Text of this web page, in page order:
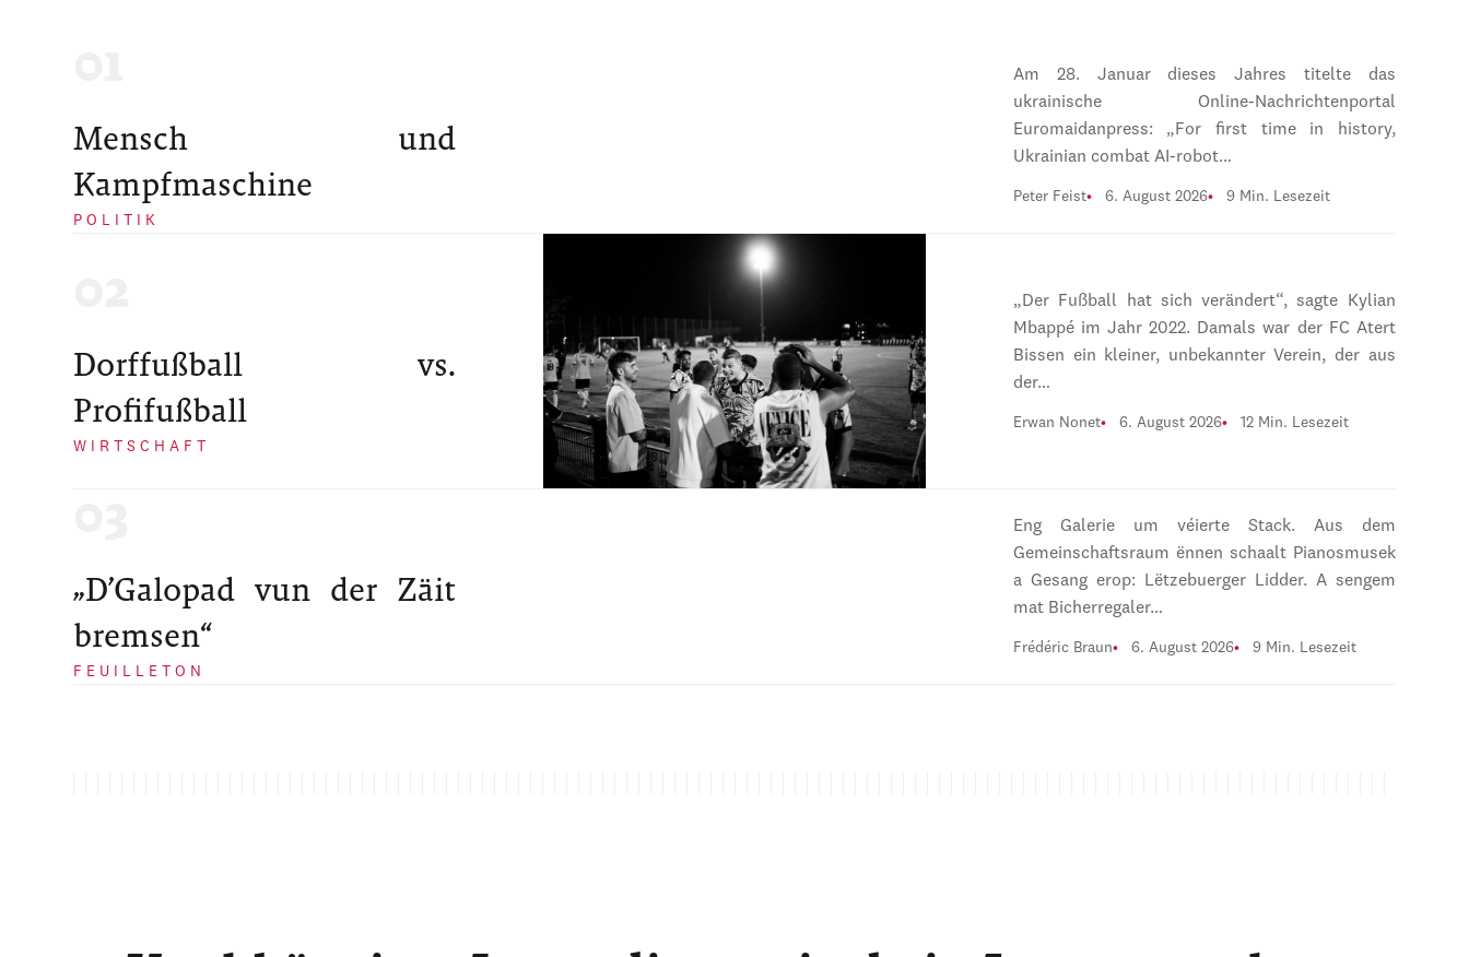
Mensch und
Kampfmaschine
POLITIK
Am 28. Januar dieses Jahres titelte das
ukrainische Online-Nachrichtenportal
Euromaidanpress: „For first time in history,
Ukrainian combat AI-robot…
Peter Feist 6. August 2026 9 Min. Lesezeit
Dorffußball vs.
Profifußball
WIRTSCHAFT
„Der Fußball hat sich verändert“, sagte Kylian
Mbappé im Jahr 2022. Damals war der FC Atert
Bissen ein kleiner, unbekannter Verein, der aus
der…
Erwan Nonet 6. August 2026 12 Min. Lesezeit
„D’Galopad vun der Zäit
bremsen“
FEUILLETON
Eng Galerie um véierte Stack. Aus dem
Gemeinschaftsraum ënnen schaalt Pianosmusek
a Gesang erop: Lëtzebuerger Lidder. A sengem
mat Bicherregaler…
Frédéric Braun 6. August 2026 9 Min. Lesezeit